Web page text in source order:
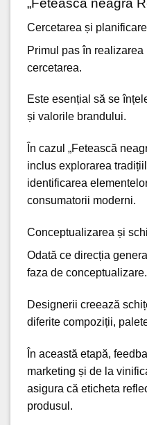
„Fetească neagră
Cercetarea și
Primul pas în
cercetarea.
Este esențial să se
și valorile brandului.
În cazul „Fetească
inclus explorarea
identificarea
consumatorii moderni.
Conceptualizarea și
Odată ce direcția
faza de conceptualizare.
Designerii creează
diferite compoziții,
În această etapă,
marketing și de la
asigura că eticheta
produsul.